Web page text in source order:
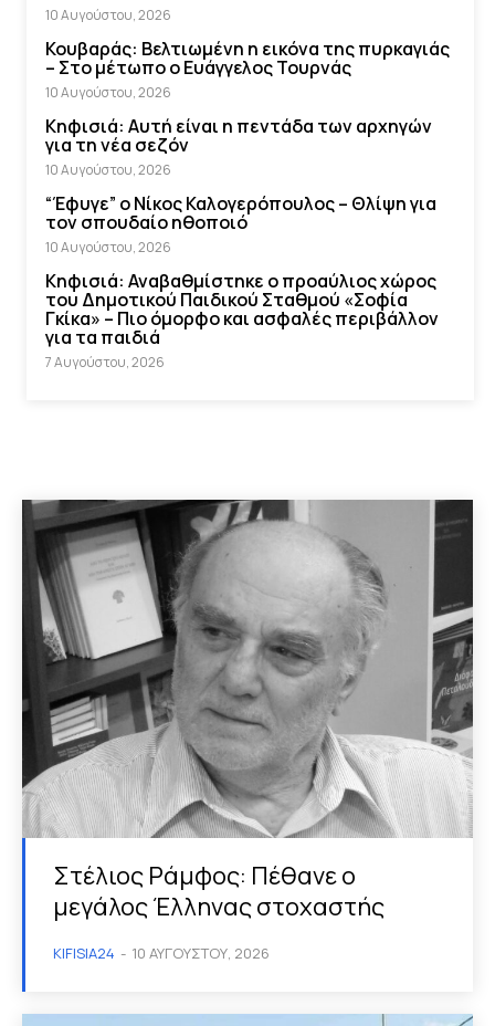
10 Αυγούστου, 2026
Κουβαράς: Βελτιωμένη η εικόνα της πυρκαγιάς
– Στο μέτωπο ο Ευάγγελος Τουρνάς
10 Αυγούστου, 2026
Κηφισιά: Αυτή είναι η πεντάδα των αρχηγών
για τη νέα σεζόν
10 Αυγούστου, 2026
“Έφυγε” ο Νίκος Καλογερόπουλος – Θλίψη για
τον σπουδαίο ηθοποιό
10 Αυγούστου, 2026
Κηφισιά: Αναβαθμίστηκε ο προαύλιος χώρος
του Δημοτικού Παιδικού Σταθμού «Σοφία
Γκίκα» – Πιο όμορφο και ασφαλές περιβάλλον
για τα παιδιά
7 Αυγούστου, 2026
Στέλιος Ράμφος: Πέθανε ο
μεγάλος Έλληνας στοχαστής
KIFISIA24 - 10 ΑΥΓΟΎΣΤΟΥ, 2026